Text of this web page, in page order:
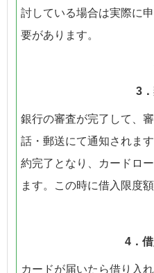
討している場合は実際に
要があります。
3
銀行の審査が完了して、
話・郵送にて通知されま
約完了となり、カードロ
ます。この時に借入限度
4．
カードが届いたら借り入